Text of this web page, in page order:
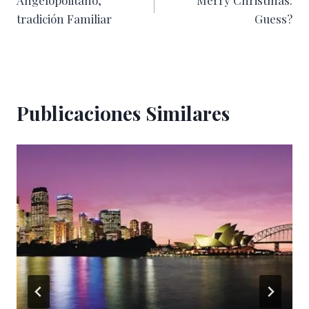
de
tradición Familiar
Guess?
Publicaciones Similares